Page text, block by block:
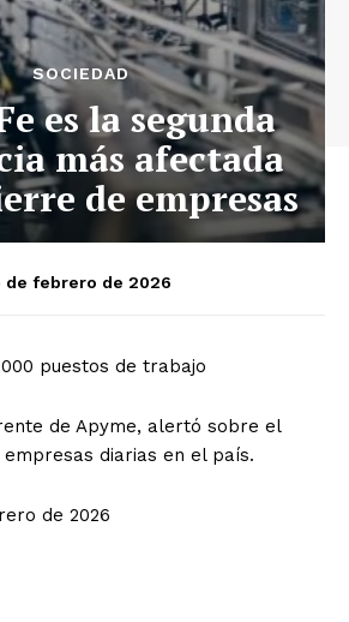
SOCIEDAD
es la segunda
más afectada
de empresas
de febrero de 2026
puestos de trabajo
de Apyme, alertó sobre el
diarias en el país.
de 2026